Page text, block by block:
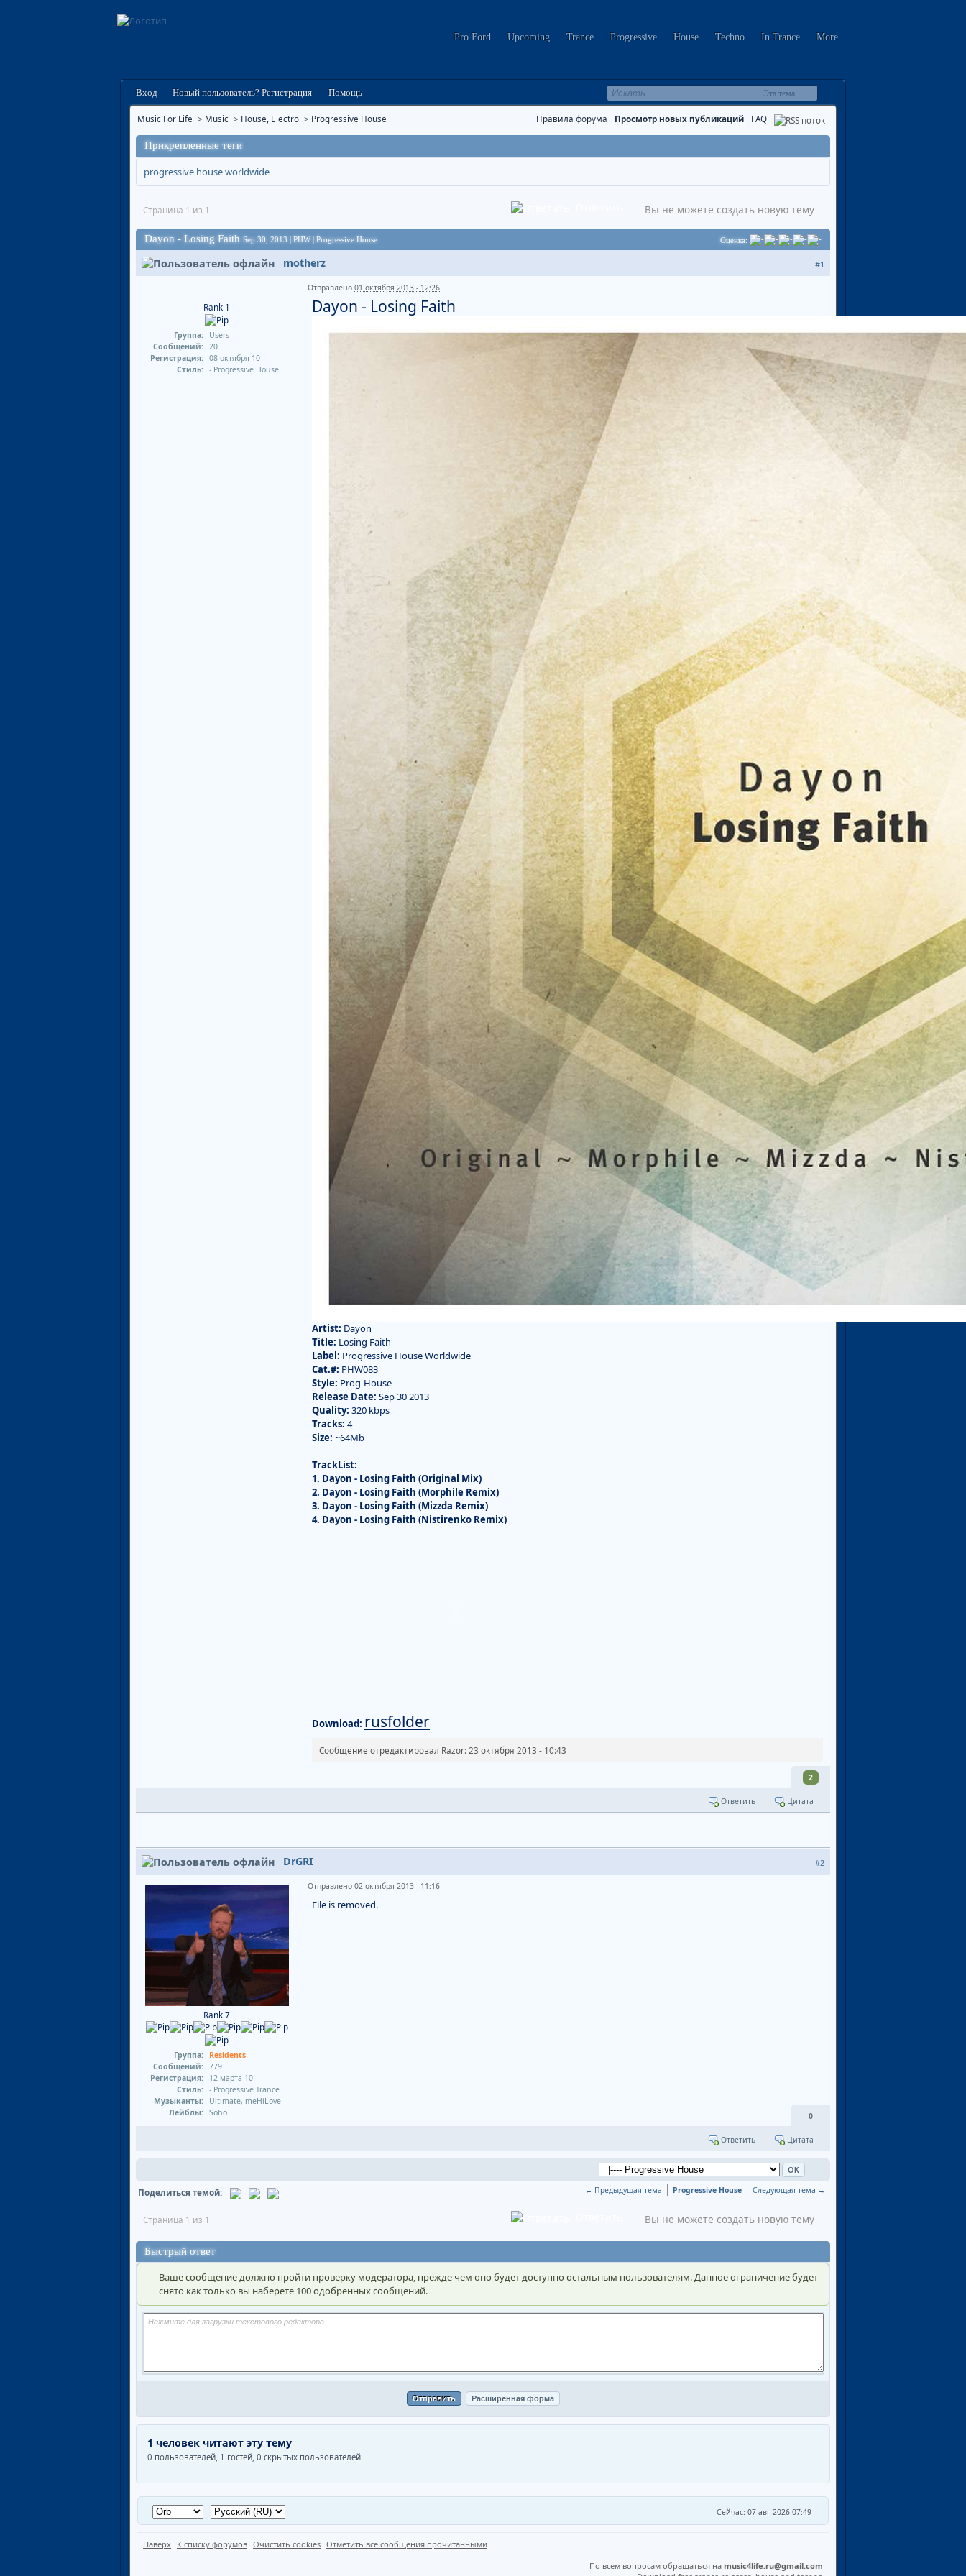
Pro Ford Upcoming Trance Progressive House Techno In.Trance More
Вход Новый пользователь? Регистрация Помощь Эта тема
Music For Life > Music > House, Electro > Progressive House Правила форума Просмотр новых публикаций FAQ
Прикрепленные теги
progressive house worldwide
Страница 1 из 1 Вы не можете создать новую тему
Dayon - Losing Faith Sep 30, 2013 | PHW | Progressive House Оценка:
#1
motherz
Rank 1
Группа:
Users
Сообщений:
20
Регистрация:
08 октября 10
Стиль:
- Progressive House
Отправлено 01 октября 2013 - 12:26
Dayon - Losing Faith
Artist: Dayon
Title: Losing Faith
Label: Progressive House Worldwide
Cat.#: PHW083
Style: Prog-House
Release Date: Sep 30 2013
Quality: 320 kbps
Tracks: 4
Size: ~64Mb
TrackList:
1. Dayon - Losing Faith (Original Mix)
2. Dayon - Losing Faith (Morphile Remix)
3. Dayon - Losing Faith (Mizzda Remix)
4. Dayon - Losing Faith (Nistirenko Remix)
Download: rusfolder
Сообщение отредактировал Razor: 23 октября 2013 - 10:43
2
Цитата
Ответить
#2
DrGRI
Rank 7
Группа:
Residents
Сообщений:
779
Регистрация:
12 марта 10
Стиль:
- Progressive Trance
Музыканты:
Ultimate, meHiLove
Лейблы:
Soho
Отправлено 02 октября 2013 - 11:16
File is removed.
0
Цитата
Ответить
← Предыдущая тема Progressive House Следующая тема →
Поделиться темой:
Страница 1 из 1 Вы не можете создать новую тему
Быстрый ответ
Ваше сообщение должно пройти проверку модератора, прежде чем оно будет доступно остальным пользователям. Данное ограничение будет
снято как только вы наберете 100 одобренных сообщений.
1 человек читают эту тему
0 пользователей, 1 гостей, 0 скрытых пользователей
Сейчас: 07 авг 2026 07:49
Наверх К списку форумов Очистить cookies Отметить все сообщения прочитанными
По всем вопросам обращаться на music4life.ru@gmail.com